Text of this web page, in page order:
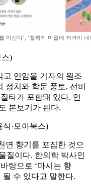
마신다’, ‘철학자 마을에 저녁이 내
스)
고 연암을 기자의 원조
정치와 학문 풍토, 선비
타가 포함돼 있다. 연
본보기가 된다.
식·모아북스)
연 향기를 포집한 것으
질이다. 한의학 박사인
탕으로 ‘마시는 향
될 수 있다고 말한다.